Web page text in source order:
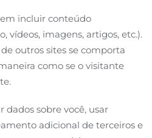
incluir conteúdo
vídeos, imagens, artigos, etc.).
outros sites se comporta
como se o visitante
dados sobre você, usar
adicional de terceiros e